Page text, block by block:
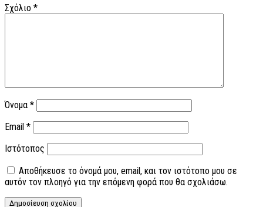
Σχόλιο *
Όνομα *
Email *
Ιστότοπος
Αποθήκευσε το όνομά μου, email, και τον ιστότοπο μου σε
αυτόν τον πλοηγό για την επόμενη φορά που θα σχολιάσω.